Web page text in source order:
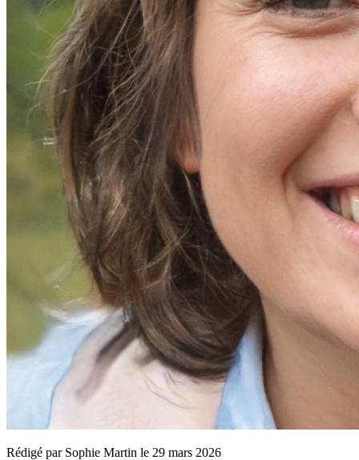
Rédigé par Sophie Martin le 29 mars 2026